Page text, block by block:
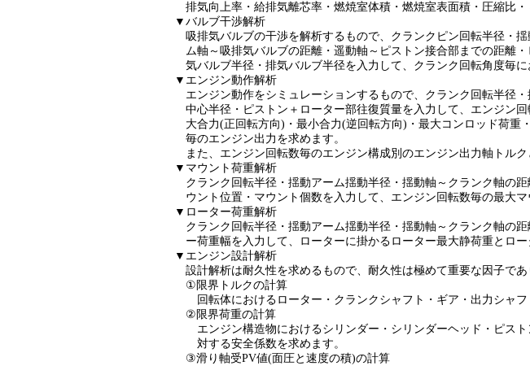
排気向上率・給排気離芯率・燃焼室体積・燃焼室表面積・圧縮比・Ｓ
▼バルブ干渉解析
吸排気バルブの干渉を解析するもので、クランクピン回転半径・揺動
ム軸～吸排気バルブの距離・遥動軸～ピストン接合部までの距離・ピ
気バルブ半径・排気バルブ半径を入力して、クランク回転角度毎にお
▼エンジン動作解析
エンジン動作をシミュレーションするもので、クランク回転半径・揺
中心半径・ピストン＋ローター部往復質量を入力して、エンジン回
大合力(正回転方向)・最小合力(逆回転方向)・最大コンロッド荷重・
毎のエンジン出力を求めます。
また、エンジン回転数毎のエンジン構成別のエンジン出力軸トルクと
▼マウント荷重解析
クランク回転半径・揺動アーム揺動半径・揺動軸～クランク軸の距離
ウント位置・マウント個数を入力して、エンジン回転数毎の最大マウ
▼ローター荷重解析
クランク回転半径・揺動アーム揺動半径・揺動軸～クランク軸の距離
ー荷重幅を入力して、ローターに掛かるローター最大静荷重とロータ
▼エンジン設計解析
設計解析は耐久性を求めるもので、耐久性は極めて重要な因子であり
①限界トルクの計算
回転体におけるローター・クランクシャフト・ギア・出力シャフト
②限界荷重の計算
エンジン構造物におけるシリンダー・シリンダーヘッド・ピストン
対する安全係数を求めます。
③滑り軸受PV値(面圧と速度の積)の計算